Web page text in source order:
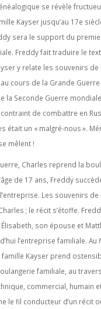
se révèle
Kayser jusqu’au 17e
sera le support du
Freddy fait traduire le
y relate les souvenirs de
cours de la Grande
la Seconde Guerre
de combattre en
était un « malgré-nous ».
mêlent !
Charles reprend la
de 17 ans, Freddy
Les souvenirs de
; le récit s’étoffe.
son épouse et
l’entreprise familiale. Au
Kayser prend
familiale, au
commercial, humain
le fil conducteur d’un récit